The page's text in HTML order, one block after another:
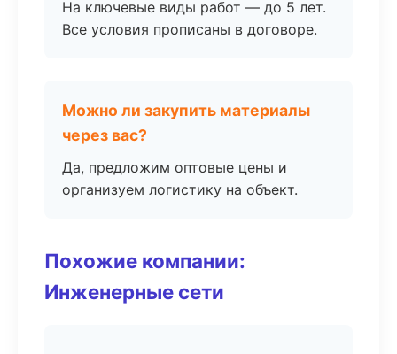
На ключевые виды работ — до 5 лет.
Все условия прописаны в договоре.
Можно ли закупить материалы
через вас?
Да, предложим оптовые цены и
организуем логистику на объект.
Похожие компании:
Инженерные сети